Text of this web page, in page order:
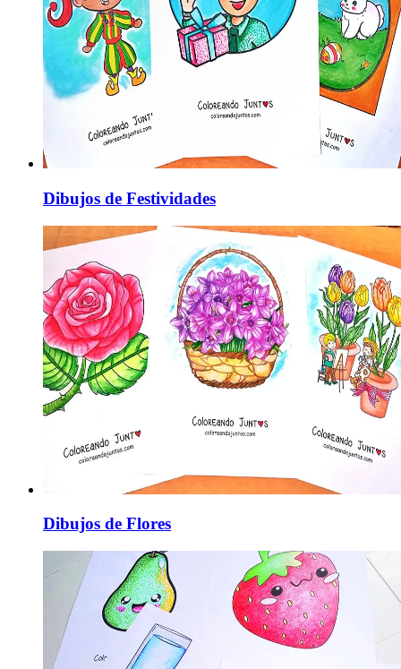
Dibujos de Festividades
Dibujos de Flores